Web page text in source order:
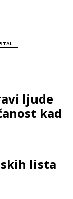
ljude
kad
lista